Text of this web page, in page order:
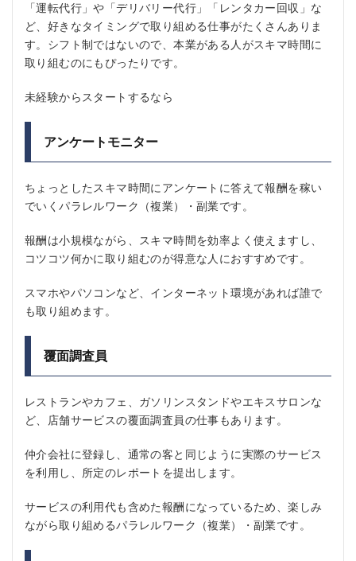
「運転代行」や「デリバリー代行」「レンタカー回収」な
ど、好きなタイミングで取り組める仕事がたくさんありま
す。シフト制ではないので、本業がある人がスキマ時間に
取り組むのにもぴったりです。
未経験からスタートするなら
アンケートモニター
ちょっとしたスキマ時間にアンケートに答えて報酬を稼い
でいくパラレルワーク（複業）・副業です。
報酬は小規模ながら、スキマ時間を効率よく使えますし、
コツコツ何かに取り組むのが得意な人におすすめです。
スマホやパソコンなど、インターネット環境があれば誰で
も取り組めます。
覆面調査員
レストランやカフェ、ガソリンスタンドやエキスサロンな
ど、店舗サービスの覆面調査員の仕事もあります。
仲介会社に登録し、通常の客と同じように実際のサービス
を利用し、所定のレポートを提出します。
サービスの利用代も含めた報酬になっているため、楽しみ
ながら取り組めるパラレルワーク（複業）・副業です。